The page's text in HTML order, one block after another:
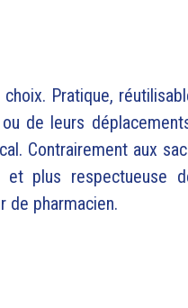
Pratique,
de leurs
Contrairement aux
plus respectueuse
de pharmacien.